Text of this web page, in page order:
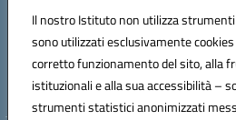
Il nostro Istituto non utilizza
sono utilizzati esclusivamente
corretto funzionamento del sito, alla
istituzionali e alla sua accessibilità –
strumenti statistici anonimizzati
Posta elettronica certificata (PEC):
Codice fiscale: 97308550827
Codice meccanografico: PAIS03600R